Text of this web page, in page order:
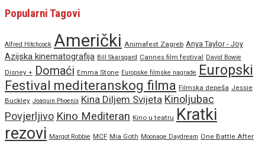
Popularni Tagovi
Alfred Hitchcock Američki Animafest Zagreb Anya Taylor - Joy
Azijska kinematografija Bill Skarsgard Cannes film festival David Bowie
Disney + Domaći Emma Stone Europske filmske nagrade Europski
Festival mediteranskog filma Filmska depeša Jessie
Buckley Joaquin Phoenix Kina Diljem Svijeta Kinoljubac
Povjerljivo Kino Mediteran Kino u teatru
Kratki
rezovi Margot Robbie MCF Mia Goth Moonage Daydream One Battle After